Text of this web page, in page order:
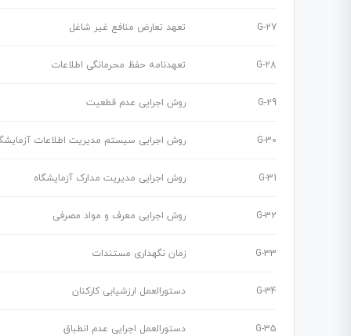
G-27 تعهد تعارض منافع غیر شاغل
G-28 تعهدنامه حفظ محرمانگی اطلاعات
G-29 روش اجرایی عدم قطعیت
G-30 روش اجرایی سیستم مدیریت اطلاعات
G-31 روش اجرایی مدیریت مدارک آزمایشگاه
G-32 روش اجرایی معرف و مواد مصرفی
G-33 زمان نگهداری مستندات
G-34 دستورالعمل ارزشیابی کارکنان
G-35 دستورالعمل اجرایی عدم انطباق